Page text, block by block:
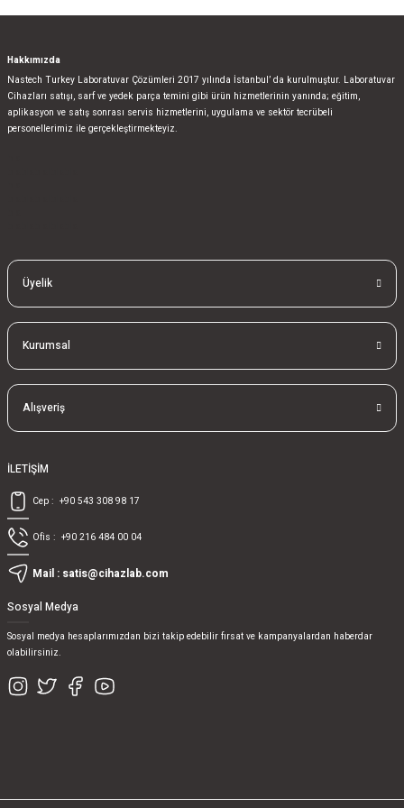
Hakkımızda
Nastech Turkey Laboratuvar Çözümleri 2017 yılında İstanbul’ da kurulmuştur. Laboratuvar
Cihazları satışı, sarf ve yedek parça temini gibi ürün hizmetlerinin yanında; eğitim,
aplikasyon ve satış sonrası servis hizmetlerini, uygulama ve sektör tecrübeli
personellerimiz ile gerçekleştirmekteyiz.
Üyelik
Kurumsal
Alışveriş
İLETİŞİM
Cep : +90 543 308 98 17
Ofis : +90 216 484 00 04
Mail : satis@cihazlab.com
Sosyal Medya
Sosyal medya hesaplarımızdan bizi takip edebilir fırsat ve kampanyalardan haberdar
olabilirsiniz.